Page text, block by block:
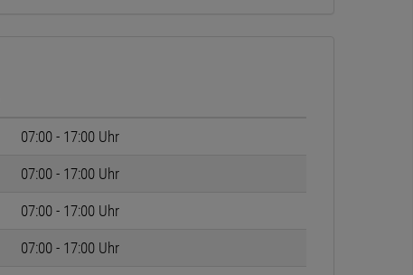
07:00 - 17:00 Uhr
07:00 - 17:00 Uhr
07:00 - 17:00 Uhr
07:00 - 17:00 Uhr